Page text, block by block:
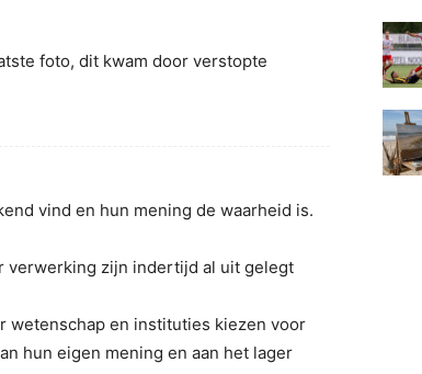
foto, dit kwam door verstopte
vind en hun mening de waarheid is.
verwerking zijn indertijd al uit gelegt
wetenschap en instituties kiezen voor
hun eigen mening en aan het lager